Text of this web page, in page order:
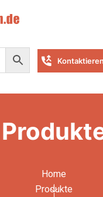
Home
Produkte